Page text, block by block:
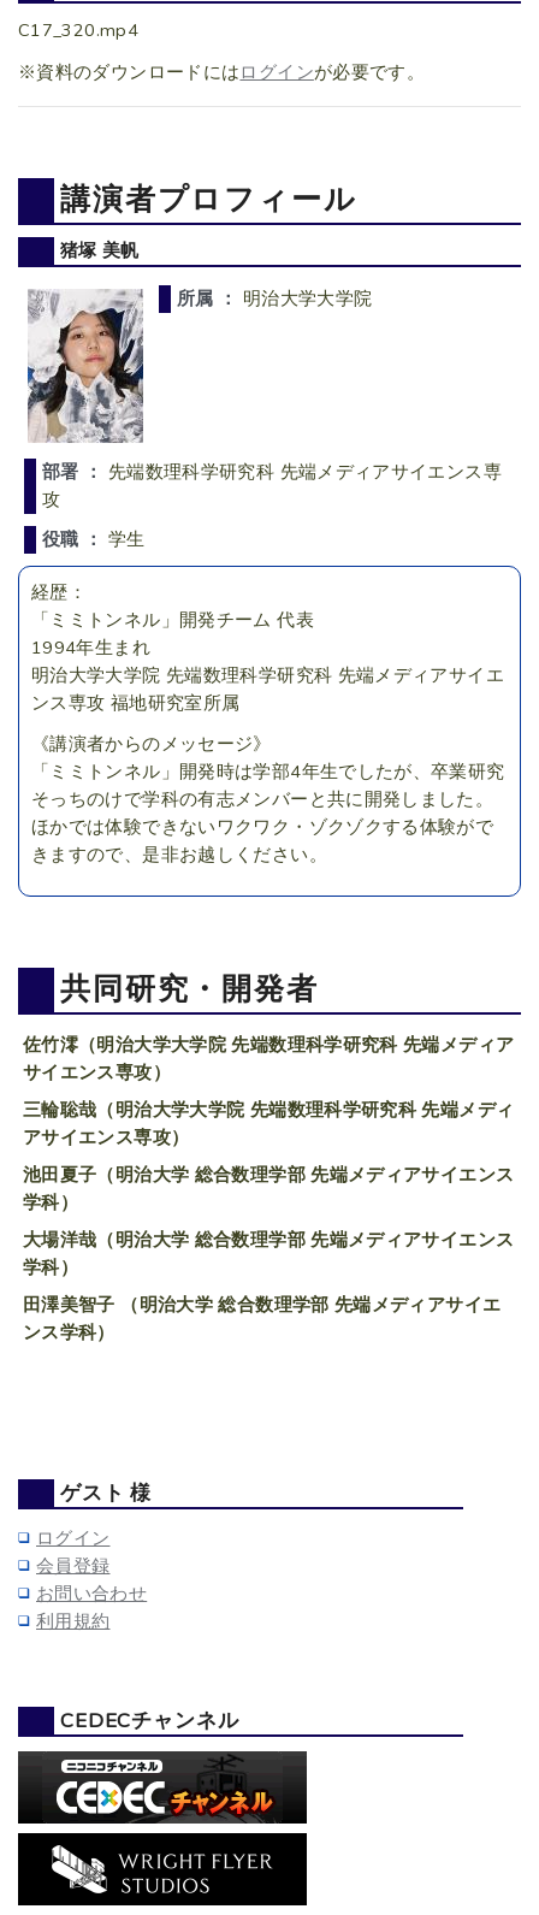
C17_320.mp4
※資料のダウンロードには ログインが必要です。
講演者プロフィール
猪塚 美帆
所属 ： 明治大学大学院
部署 ： 先端数理科学研究科 先端メディアサイエンス専
攻
役職 ： 学生
経歴：
「ミミトンネル」開発チーム 代表
1994年生まれ
明治大学大学院 先端数理科学研究科 先端メディアサイエ
ンス専攻 福地研究室所属
《講演者からのメッセージ》
「ミミトンネル」開発時は学部4年生でしたが、卒業研究
そっちのけで学科の有志メンバーと共に開発しました。
ほかでは体験できないワクワク・ゾクゾクする体験がで
きますので、是非お越しください。
共同研究・開発者
佐竹澪（明治大学大学院 先端数理科学研究科 先端メディア
サイエンス専攻）
三輪聡哉（明治大学大学院 先端数理科学研究科 先端メディ
アサイエンス専攻）
池田夏子（明治大学 総合数理学部 先端メディアサイエンス
学科）
大場洋哉（明治大学 総合数理学部 先端メディアサイエンス
学科）
田澤美智子 （明治大学 総合数理学部 先端メディアサイエ
ンス学科）
ゲスト 様
ログイン
会員登録
お問い合わせ
利用規約
CEDECチャンネル